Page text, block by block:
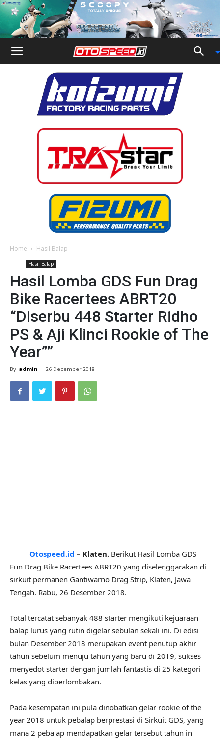
Home Hasil Balap
Hasil Balap
Hasil Lomba GDS Fun Drag
Bike Racertees ABRT20
“Diserbu 448 Starter Ridho
PS & Aji Klinci Rookie of The
Year””
By admin - 26 December 2018
Otospeed.id – Klaten. Berikut Hasil Lomba GDS
Fun Drag Bike Racertees ABRT20 yang diselenggarakan di
sirkuit permanen Gantiwarno Drag Strip, Klaten, Jawa
Tengah. Rabu, 26 Desember 2018.
Total tercatat sebanyak 488 starter mengikuti kejuaraan
balap lurus yang rutin digelar sebulan sekali ini. Di edisi
bulan Desember 2018 merupakan event penutup akhir
tahun sebelum menuju tahun yang baru di 2019, sukses
menyedot starter dengan jumlah fantastis di 25 kategori
kelas yang diperlombakan.
Pada kesempatan ini pula dinobatkan gelar rookie of the
year 2018 untuk pebalap berprestasi di Sirkuit GDS, yang
mana 2 pebalap mendapatkan gelar tersebut tahun ini